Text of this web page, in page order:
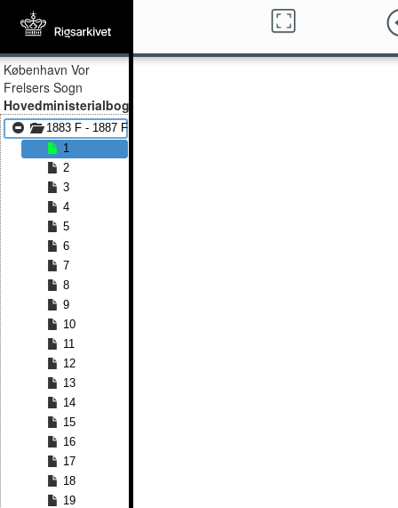
København Vor
Frelsers Sogn
Hovedministerialbog
1883 F - 1887 F
1
2
3
4
5
6
7
8
9
10
11
12
13
14
15
16
17
18
19